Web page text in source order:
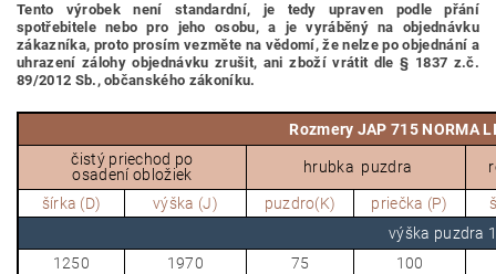
Tento výrobek není standardní, je tedy upraven podle přání
spotřebitele nebo pro jeho osobu, a je vyráběný na objednávku
zákazníka, proto prosím vezměte na vědomí, že nelze po objednání a
uhrazení zálohy objednávku zrušit, ani zboží vrátit dle § 1837 z.č.
89/2012 Sb., občanského zákoníku.
Rozmery JAP 715 NORMA
čistý priechod po
osadení obložiek
hrubka puzdra r
šírka (D) výška (J) puzdro(K) priečka (P)
výška puzdra
1250
1970 75
100